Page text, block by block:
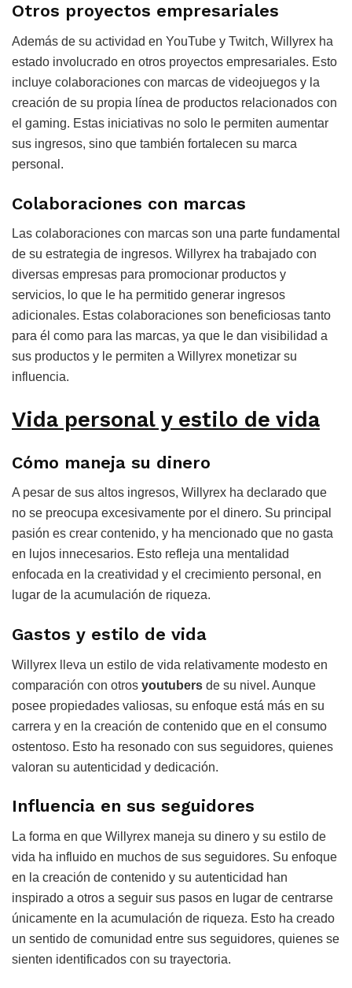
Otros proyectos empresariales
Además de su actividad en YouTube y Twitch, Willyrex ha
estado involucrado en otros proyectos empresariales. Esto
incluye colaboraciones con marcas de videojuegos y la
creación de su propia línea de productos relacionados con
el gaming. Estas iniciativas no solo le permiten aumentar
sus ingresos, sino que también fortalecen su marca
personal.
Colaboraciones con marcas
Las colaboraciones con marcas son una parte fundamental
de su estrategia de ingresos. Willyrex ha trabajado con
diversas empresas para promocionar productos y
servicios, lo que le ha permitido generar ingresos
adicionales. Estas colaboraciones son beneficiosas tanto
para él como para las marcas, ya que le dan visibilidad a
sus productos y le permiten a Willyrex monetizar su
influencia.
Vida personal y estilo de vida
Cómo maneja su dinero
A pesar de sus altos ingresos, Willyrex ha declarado que
no se preocupa excesivamente por el dinero. Su principal
pasión es crear contenido, y ha mencionado que no gasta
en lujos innecesarios. Esto refleja una mentalidad
enfocada en la creatividad y el crecimiento personal, en
lugar de la acumulación de riqueza.
Gastos y estilo de vida
Willyrex lleva un estilo de vida relativamente modesto en
comparación con otros youtubers de su nivel. Aunque
posee propiedades valiosas, su enfoque está más en su
carrera y en la creación de contenido que en el consumo
ostentoso. Esto ha resonado con sus seguidores, quienes
valoran su autenticidad y dedicación.
Influencia en sus seguidores
La forma en que Willyrex maneja su dinero y su estilo de
vida ha influido en muchos de sus seguidores. Su enfoque
en la creación de contenido y su autenticidad han
inspirado a otros a seguir sus pasos en lugar de centrarse
únicamente en la acumulación de riqueza. Esto ha creado
un sentido de comunidad entre sus seguidores, quienes se
sienten identificados con su trayectoria.